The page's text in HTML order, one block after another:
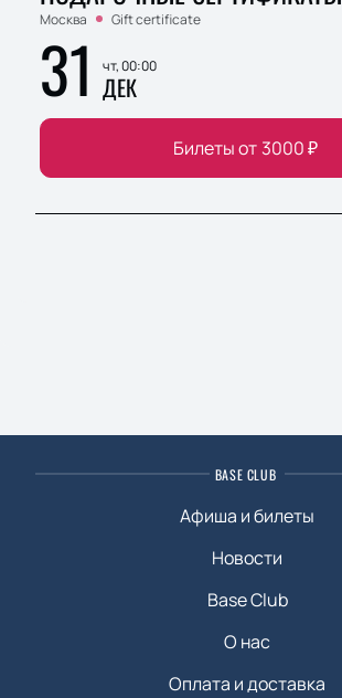
Москва Gift certificate
31 чт, 00:00
ДЕК
Билеты от 3000₽
BASE CLUB
Афиша и билеты
Новости
Base Club
О нас
Оплата и доставка